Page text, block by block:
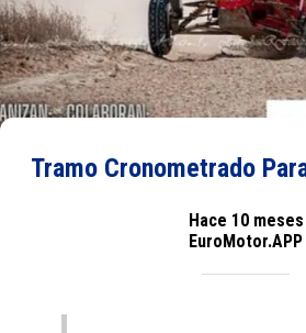
Tramo Cronometrado
Hace 10 meses
EuroMotor.APP